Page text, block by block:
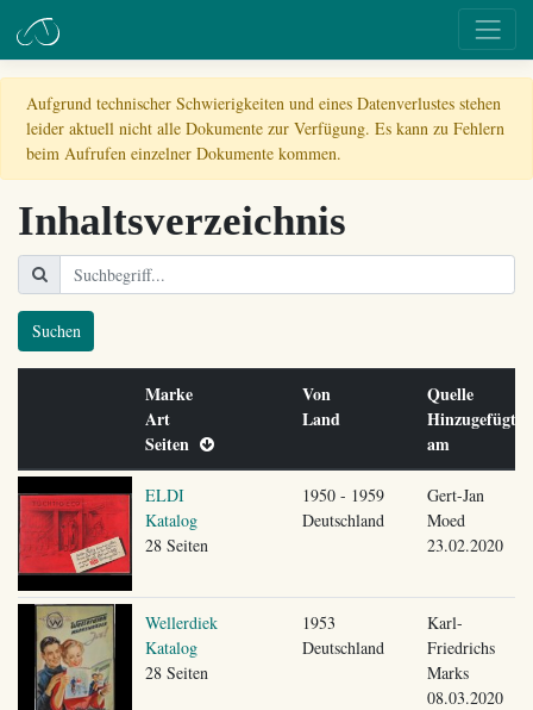
Aufgrund technischer Schwierigkeiten und eines Datenverlustes stehen
leider aktuell nicht alle Dokumente zur Verfügung. Es kann zu Fehlern
beim Aufrufen einzelner Dokumente kommen.
Inhaltsverzeichnis
Suchen
Marke
Art
Seiten
Von
Land
Quelle
Hinzugefügt
am
ELDI
Katalog
28 Seiten
1950 - 1959
Deutschland
Gert-Jan
Moed
23.02.2020
Wellerdiek
Katalog
28 Seiten
1953
Deutschland
Karl-
Friedrichs
Marks
08.03.2020